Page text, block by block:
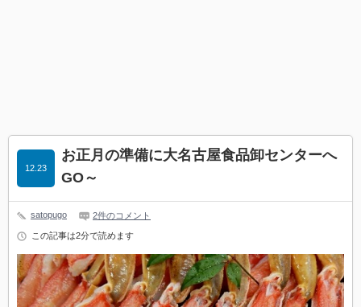
お正月の準備に大名古屋食品卸センターへ
GO～
12.23
satopugo 2件のコメント
この記事は2分で読めます